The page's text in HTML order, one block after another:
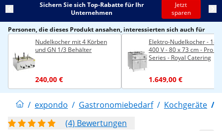
Sichern Sie sich Top-Rabatte für Ihr
Unternehmen
Jetzt
sparen
Personen, die dieses Produkt ansahen, interessierten sich auch für
Nudelkocher mit 4 Körben
und GN 1/3 Behälter
240,00 €
Elektro-Nudelkocher - 18
400 V - 80 x 73 cm - Pro
Series - Royal Catering
1.649,00 €
/ expondo / Gastronomiebedarf / Kochgeräte /
(4) Bewertungen